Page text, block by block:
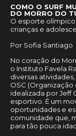
COMO O SURF
DO MORRO DO
O esporte
crianças e
Por Sofia Santiago
No coração do
o Instituto Favela
diversas
OSC (Organização
idealizada por Jeff
esportivo. É um
oportunidades e
comunidade que,
para tão pouca